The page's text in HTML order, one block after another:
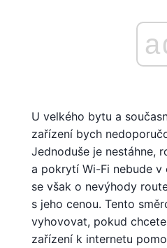
U velkého bytu a
zařízení bych
Jednoduše je nestáhne,
a pokrytí Wi-Fi nebude v
se však o nevýhody
s jeho cenou. Tento
vyhovovat, pokud
zařízení k internetu